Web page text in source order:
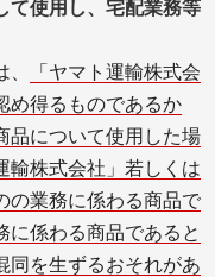
て使用し、宅配業務等
「ヤマト運輸株式会
め得るものであるか
品について使用した場
輸株式会社」若しくは
の業務に係わる商品で
に係わる商品であると
同を生ずるおそれがあ